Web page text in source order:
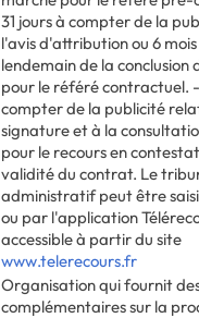
31 jours à compter de la
l'avis d'attribution ou 6
lendemain de la conclusion
pour le référé contractuel.
compter de la publicité
signature et à la
pour le recours en
validité du contrat. Le
administratif peut être
ou par l'application
accessible à partir du site
www.telerecours.fr
Organisation qui fournit
complémentaires sur la